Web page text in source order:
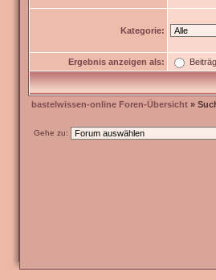
Kategorie:
Ergebnis anzeigen als:
bastelwissen-online Foren-Übersicht »
Gehe zu: